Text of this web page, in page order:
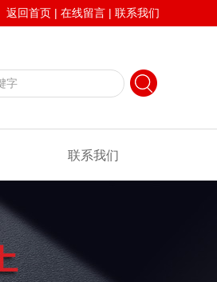
返回首页 | 在线留言 | 联系我们
联系我们